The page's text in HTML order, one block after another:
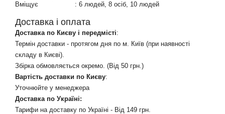
Вміщує
: 6 людей, 8 осіб, 10 людей
Доставка і оплата
Доставка по Києву і передмісті:
Термін доставки - протягом дня по м. Київ (при наявності
складу в Києві).
Збірка обмовляється окремо. (Від 50 грн.)
Вартість доставки по Києву:
Уточнюйте у менеджера
Доставка по Україні:
Тарифи на доставку по Україні - Від 149 грн.